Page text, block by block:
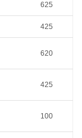
625
425
620
425
100